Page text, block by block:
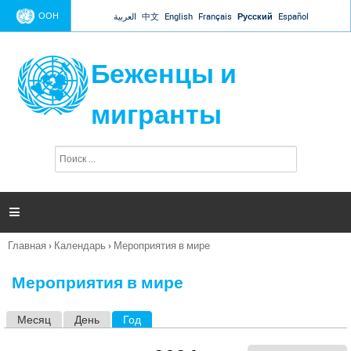
Jump to navigation
ООН العربية 中文 English Français Русский Español
Беженцы и
мигранты
п
и

Вы
Главная › Календарь › Мероприятия в мире
Мероприятия в мире
Месяц День Год